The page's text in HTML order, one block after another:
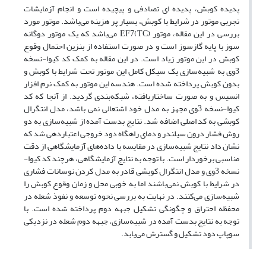
پدیده کوبش، پدیده ای تصادفی و پیچیده است و انجام آزمایشات
تجربی موتور در شرایط با کوبش، بسیار پر هزینه می‌باشد. موتور مورد
بررسی در این مقاله، موتور EF7(TC) می‌باشد که یک موتور دوگانه
سوز با پایه گازسوز است و در صورت استفاده از بنزین احتمال وقوع
کوبش در این موتور زیاد است. در این مقاله به کمک کد کیوا-نسخه
3وی به شبیه‌سازی یک سیکل کامل این موتور تحت شرایط با کوبش و
بدون کوبش پرداخته شده است. هندسه این موتور به کمک نرم افزار
انسیس و به صورت ساختاریافته، شبکه‌بندی گردید. از آنجا که کد
کیوا-نسخه 3وی مجهز به مدل خود اشتعالی نمی باشد، مدل انتگرال
کوبشی به کد اصلی اضافه شد. نتایج بدست آمده از شبیه‌سازی به دو
روش فشار درون سیلندر و دمای راهگاه دود خروجی اعتباردهی شد که
نشان داد نتایج شبیه‌سازی در مقایسه با داده‌های آزمایشگاهی از دقت
مناسبی برخوردار است. با توجه به نتایج آزمایشگاهی، هرچند کد کیوا-
نسخه 3وی و مدل انتگرال کوبشی قادر به مدل کردن نوسانات فشاری
در شرایط با کوبش نمی‌باشند اما به خوبی محل و زمان وقوع کوبش را
شبیه‌سازی می‌کنند. در نهایت به بررسی نحوه توسعه و نفوذ شعله در
محفظه احتراق و چگونگی تشکیل جبهه دوم پرداخته شده است. با
توجه به نتایج بدست آمده در شبیه‌سازی، جبهه دوم شعله در نزدیکی
سوپاپ دود تشکیل و گسترش می‌یابد.